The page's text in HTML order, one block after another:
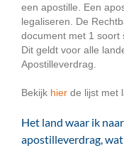
een apostille. Een
legaliseren. De
document met 1 soort
Dit geldt voor alle
Apostilleverdrag.
Bekijk hierde lijst met
Het land waar ik
apostilleverdrag, wat